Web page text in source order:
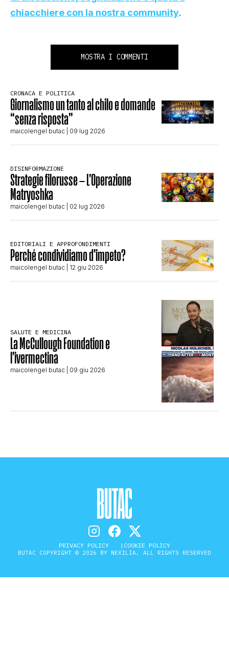
chiacchiere con la nostra community.
MOSTRA I COMMENTI
CRONACA E POLITICA
Giornalismo un tanto al chilo e domande
“senza risposta”
maicolengel butac | 09 lug 2026
DISINFORMAZIONE
Strategie filorusse – L’Operazione
Matryoshka
maicolengel butac | 02 lug 2026
EDITORIALI E APPROFONDIMENTI
Perché condividiamo d’impeto?
maicolengel butac | 12 giu 2026
SALUTE E MEDICINA
La McCullough Foundation e
l’ivermectina
maicolengel butac | 09 giu 2026
PRIVACY POLICY COOKIE POLICY
BUTAC COPYRIGHT © 2026 BY NEXILIA. ALL RIGHTS RESERVED